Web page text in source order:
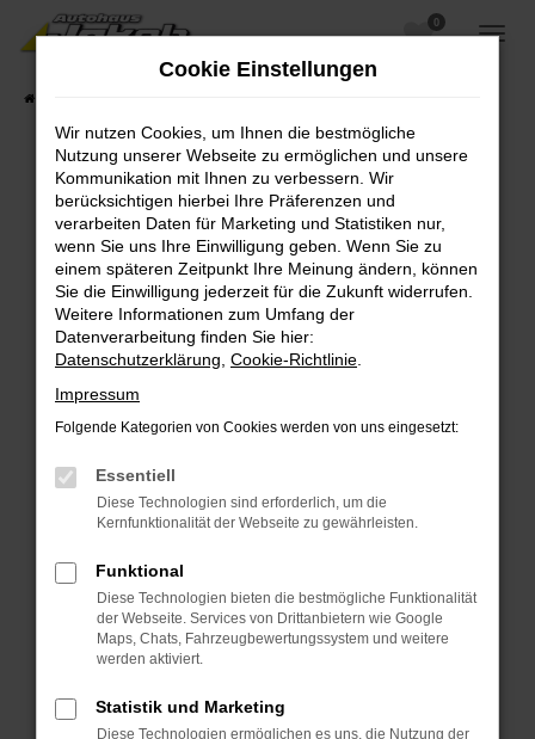
Zum
Hauptinhalt
0
Fehler: Network Error
Beim Laden ist ein Fehler aufgetreten.
Hier sind ein paar Tipps, die dir helfen können:
Überprüfe deine Firewall und deine
Internetverbindung.
Laden andere Webseiten, zum Beispiel deine
Suchmaschine?
Prüfe deine Browsererweiterungen.
Manche Erweiterungen, wie Werbeblocker,
können das Laden bestimmter Seiten
verhindern. Funktioniert die Seite in einem
Fenster?
Starte dein Gerät neu.
Das kann manchmal helfen, vorübergehende
Probleme zu beheben.
Betriebssystem auf dem neuesten Stand
Cookie Einstellungen
Wir nutzen Cookies, um Ihnen die bestmögliche
Nutzung unserer Webseite zu ermöglichen und unsere
Kommunikation mit Ihnen zu verbessern. Wir
berücksichtigen hierbei Ihre Präferenzen und
verarbeiten Daten für Marketing und Statistiken nur,
wenn Sie uns Ihre Einwilligung geben. Wenn Sie zu
einem späteren Zeitpunkt Ihre Meinung ändern, können
Sie die Einwilligung jederzeit für die Zukunft widerrufen.
Weitere Informationen zum Umfang der
Datenverarbeitung finden Sie hier:
Datenschutzerklärung Cookie-Richtlinie
Impressum
Folgende Kategorien von Cookies werden von uns eingesetzt:
Essentiell
Diese Technologien sind erforderlich, um die
Kernfunktionalität der Webseite zu gewährleisten.
Funktional
Diese Technologien bieten die bestmögliche Funktionalität
der Webseite. Services von Drittanbietern wie Google
Maps, Chats, Fahrzeugbewertungssystem und weitere
werden aktiviert.
Statistik und Marketing
Diese Technologien ermöglichen es uns, die Nutzung der